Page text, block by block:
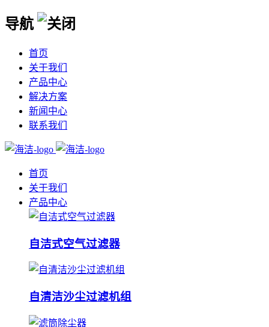
导航
首页
关于我们
产品中心
解决方案
新闻中心
联系我们
首页
关于我们
产品中心
自洁式空气过滤器
自清洁沙尘过滤机组